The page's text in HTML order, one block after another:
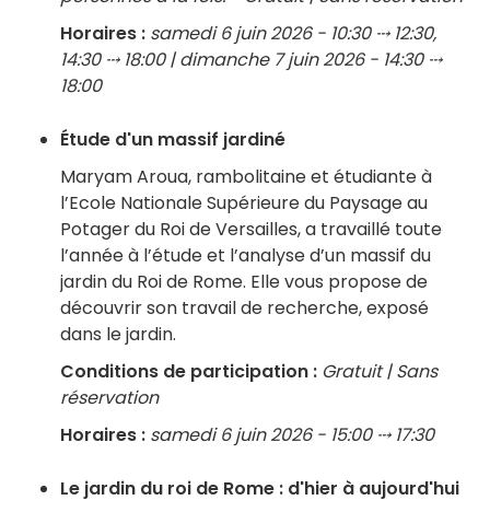
Horaires : samedi 6 juin 2026 - 10:30 ⤏ 12:30,
14:30 ⤏ 18:00 | dimanche 7 juin 2026 - 14:30 ⤏
18:00
Étude d'un massif jardiné
Maryam Aroua, rambolitaine et étudiante à
l’Ecole Nationale Supérieure du Paysage au
Potager du Roi de Versailles, a travaillé toute
l’année à l’étude et l’analyse d’un massif du
jardin du Roi de Rome. Elle vous propose de
découvrir son travail de recherche, exposé
dans le jardin.
Conditions de participation : Gratuit | Sans
réservation
Horaires : samedi 6 juin 2026 - 15:00 ⤏ 17:30
Le jardin du roi de Rome : d'hier à aujourd'hui